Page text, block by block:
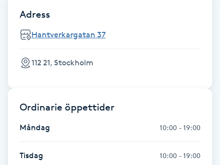
Fransfärgning
Fransförlängning
Fransförlängning Megavolym
Fransk manikyr
Fransrengöring
Adress
Hantverkargatan 37
112 21, Stockholm
Ordinarie öppettider
Måndag 10:00 - 19:00
Tisdag 10:00 - 19:00